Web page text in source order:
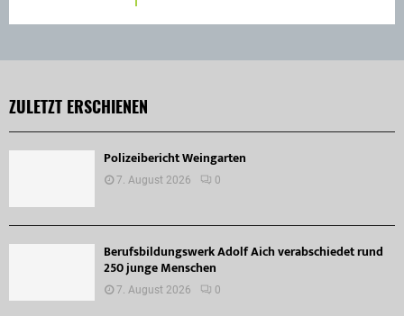
ZULETZT ERSCHIENEN
Polizeibericht Weingarten
7. August 2026 0
Berufsbildungswerk Adolf Aich verabschiedet rund
250 junge Menschen
7. August 2026 0